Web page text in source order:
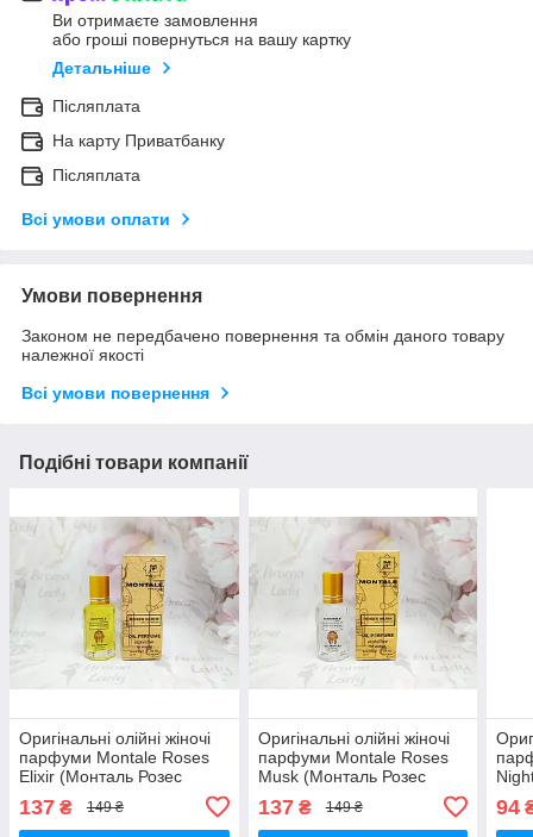
Ви отримаєте замовлення
або гроші повернуться на вашу картку
Детальніше
Післяплата
На карту Приватбанку
Післяплата
Всі умови оплати
Умови повернення
Законом не передбачено повернення та обмін даного товару
належної якості
Всі умови повернення
Подібні товари компанії
Оригінальні олійні жіночі
парфуми Montale Roses
Elixir (Монталь Розес
137 ₴ 149 ₴
Оригінальні олійні жіночі
парфуми Montale Roses
Musk (Монталь Розес
137₴ 149 ₴ 94